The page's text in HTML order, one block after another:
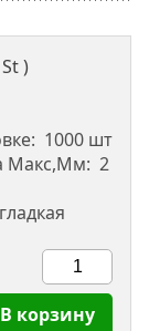
)
1000 шт
Макс,мм: 2
гладкая
В корзину